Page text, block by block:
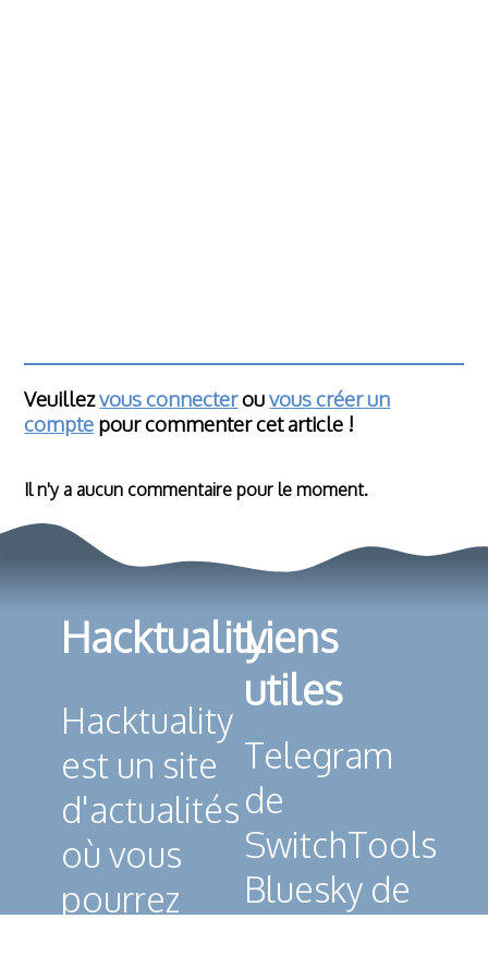
Veuillezvous connecterouvous créer un
compte pour commenter cet article !
Il n'y a aucun commentaire pour le moment.
Hacktuality
Hacktuality
est un site
d'actualités
où vous
pourrez
Liens
utiles
Telegram
de
SwitchTools
Bluesky de